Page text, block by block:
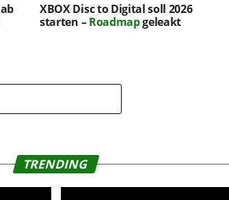
ab
XBOX Disc to Digital soll 2026
starten –Roadmapgeleakt
TRENDING